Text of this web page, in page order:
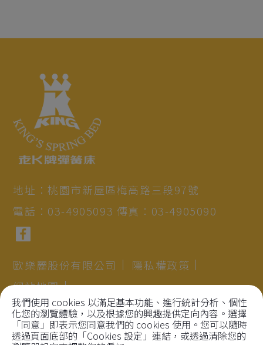
地址：桃園市新屋區梅高路三段97號
電話： 03-4905093 傳真： 03-4905090
歐樂麗股份有限公司
隱私權政策
網站地圖
統一編號：97196374
Copyright©2021Beautycom Biotechnology Co.,
我們使用 cookies 以滿足基本功能、進行統計分析、個性
化您的瀏覽體驗，以及根據您的興趣提供定向內容。選擇
「同意」即表示您同意我們的 cookies 使用。您可以隨時
透過頁面底部的「Cookies 設定」連結，或透過清除您的